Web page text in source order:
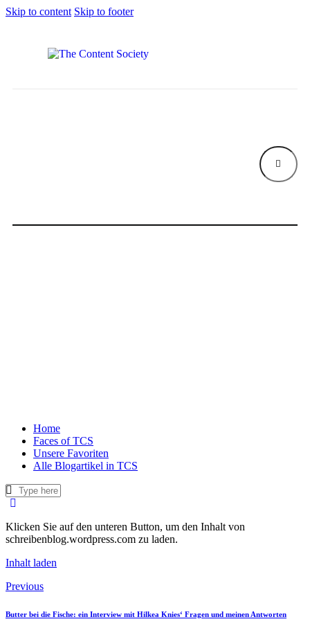
Skip to content Skip to footer
Home
Faces of TCS
Unsere Favoriten
Alle Blogartikel in TCS
Klicken Sie auf den unteren Button, um den Inhalt von
schreibenblog.wordpress.com zu laden.
Inhalt laden
Previous
Butter bei die Fische: ein Interview mit Hilkea Knies‘ Fragen und meinen Antworten